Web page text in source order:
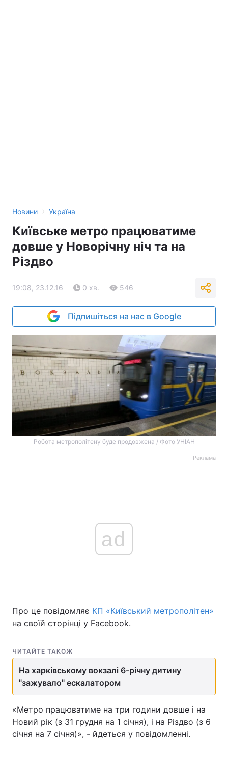
Новини › Україна
Київське метро працюватиме
довше у Новорічну ніч та на
Різдво
19:08, 23.12.16 0 хв. 546
Підпишіться на нас в Google
Робота метрополітену буде продовжена / Фото УНІАН
Реклама
ad
Про це повідомляє КП «Київський метрополітен»
на своїй сторінці у Facebook.
ЧИТАЙТЕ ТАКОЖ
На харківському вокзалі 6-річну дитину
"зажувало" ескалатором
«Метро працюватиме на три години довше і на
Новий рік (з 31 грудня на 1 січня), і на Різдво (з 6
січня на 7 січня)», - йдеться у повідомленні.